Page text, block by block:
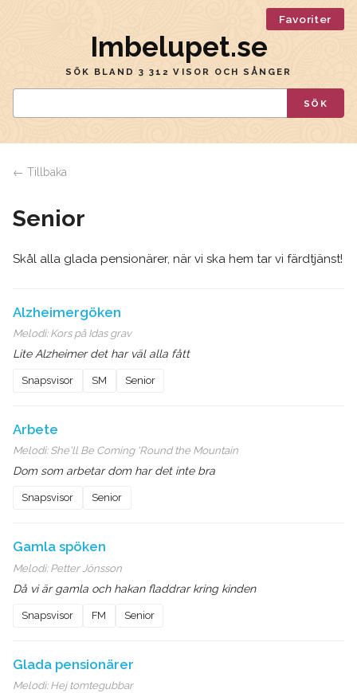
Favoriter
Imbelupet.se
SÖK BLAND 3 312 VISOR OCH SÅNGER
SÖK
← Tillbaka
Senior
Skål alla glada pensionärer, när vi ska hem tar vi färdtjänst!
Alzheimergöken
Melodi: Kors på Idas grav
Lite Alzheimer det har väl alla fått
Snapsvisor SM Senior
Arbete
Melodi: She'll Be Coming 'Round the Mountain
Dom som arbetar dom har det inte bra
Snapsvisor Senior
Gamla spöken
Melodi: Petter Jönsson
Då vi är gamla och hakan fladdrar kring kinden
Snapsvisor FM Senior
Glada pensionärer
Melodi: Hej tomtegubbar